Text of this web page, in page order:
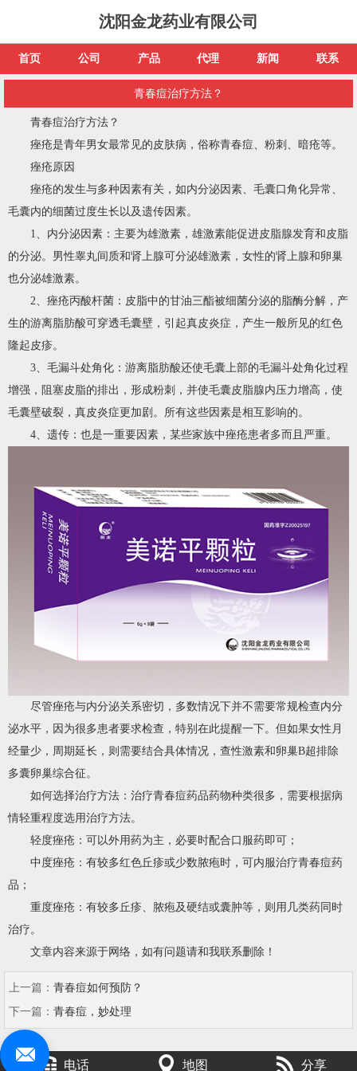
沈阳金龙药业有限公司
首页 公司 产品 代理 新闻 联系
青春痘治疗方法？
青春痘治疗方法？
痤疮是青年男女最常见的皮肤病，俗称青春痘、粉刺、暗疮等。
痤疮原因
痤疮的发生与多种因素有关，如内分泌因素、毛囊口角化异常、
毛囊内的细菌过度生长以及遗传因素。
1、内分泌因素：主要为雄激素，雄激素能促进皮脂腺发育和皮脂
的分泌。男性睾丸间质和肾上腺可分泌雄激素，女性的肾上腺和卵巢
也分泌雄激素。
2、痤疮丙酸杆菌：皮脂中的甘油三酯被细菌分泌的脂酶分解，产
生的游离脂肪酸可穿透毛囊壁，引起真皮炎症，产生一般所见的红色
隆起皮疹。
3、毛漏斗处角化：游离脂肪酸还使毛囊上部的毛漏斗处角化过程
增强，阻塞皮脂的排出，形成粉刺，并使毛囊皮脂腺内压力增高，使
毛囊壁破裂，真皮炎症更加剧。所有这些因素是相互影响的。
4、遗传：也是一重要因素，某些家族中痤疮患者多而且严重。
尽管痤疮与内分泌关系密切，多数情况下并不需要常规检查内分
泌水平，因为很多患者要求检查，特别在此提醒一下。但如果女性月
经量少，周期延长，则需要结合具体情况，查性激素和卵巢B超排除
多囊卵巢综合征。
如何选择治疗方法：治疗青春痘药品药物种类很多，需要根据病
情轻重程度选用治疗方法。
轻度痤疮：可以外用药为主，必要时配合口服药即可；
中度痤疮：有较多红色丘疹或少数脓疱时，可内服治疗青春痘药
品；
重度痤疮：有较多丘疹、脓疱及硬结或囊肿等，则用几类药同时
治疗。
文章内容来源于网络，如有问题请和我联系删除！
上一篇： 青春痘如何预防？
下一篇： 青春痘，妙处理
电话 地图 分享